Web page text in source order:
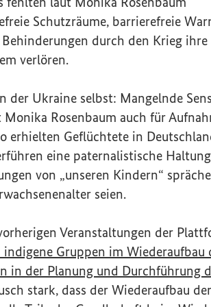
Schutzräume, barrierefreie
durch den Krieg
verlören.
der Ukraine selbst: Mangelnde
Rosenbaum auch für
erhielten Geflüchtete in
eine paternalistische
von „unseren Kindern“
seien.
Veranstaltungen der
Gruppen im Wiederaufbau
in der Planung und Durchführung
stark, dass der Wiederaufbau